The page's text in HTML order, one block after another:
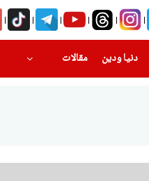
دنيا ودين
(current) مقالات